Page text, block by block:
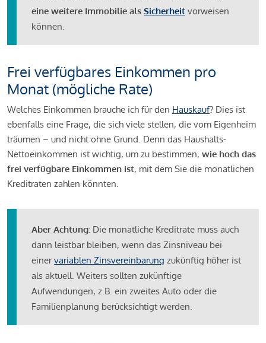
eine weitere Immobilie als Sicherheit vorweisen
können.
Frei verfügbares Einkommen pro
Monat (mögliche Rate)
Welches Einkommen brauche ich für den Hauskauf? Dies ist
ebenfalls eine Frage, die sich viele stellen, die vom Eigenheim
träumen – und nicht ohne Grund. Denn das Haushalts-
Nettoeinkommen ist wichtig, um zu bestimmen, wie hoch das
frei verfügbare Einkommen ist, mit dem Sie die monatlichen
Kreditraten zahlen könnten.
Aber Achtung: Die monatliche Kreditrate muss auch
dann leistbar bleiben, wenn das Zinsniveau bei
einervariablen Zinsvereinbarung zukünftig höher ist
als aktuell. Weiters sollten zukünftige
Aufwendungen, z.B. ein zweites Auto oder die
Familienplanung berücksichtigt werden.